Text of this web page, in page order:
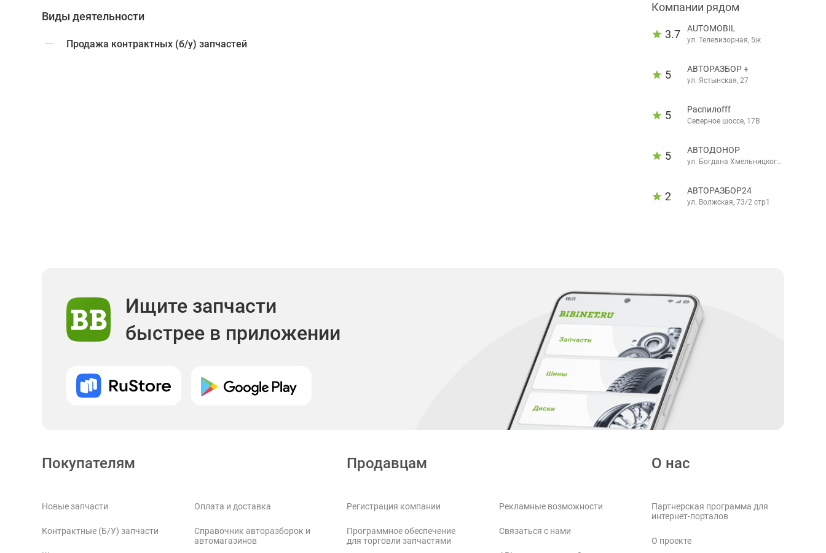
Виды деятельности
Продажа контрактных (б/у) запчастей
Компании рядом
3.7 AUTOMOBIL
ул. Телевизорная, 5ж
5 АВТОРАЗБОР +
ул. Ястынская, 27
5 Распилоfff
Северное шоссе, 17В
5 АВТОДОНОР
ул. Богдана Хмельницкого,
2 АВТОРАЗБОР24
ул. Волжская, 73/2 стр1
Ищите запчасти
быстрее в приложении
Покупателям
Новые запчасти
Контрактные (Б/У) запчасти
Оплата и доставка
Справочник авторазборок и
автомагазинов
Продавцам
Регистрация компании
Программное обеспечение
для торговли запчастями
Рекламные возможности
Связаться с нами
О нас
Партнерская программа для
интернет-порталов
О проекте